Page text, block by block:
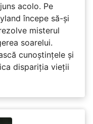
acolo. Pe
începe să-și
misterul
soarelui.
cunoștințele și
dispariția vieții